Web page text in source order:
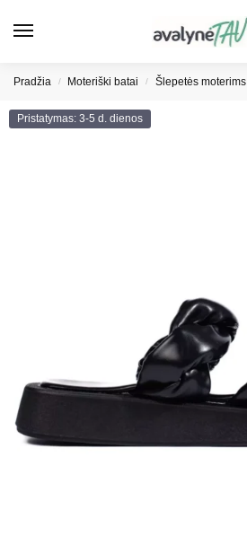
Pradžia / Moteriški batai / Šlepetės moterims
Pristatymas: 3-5 d. dienos